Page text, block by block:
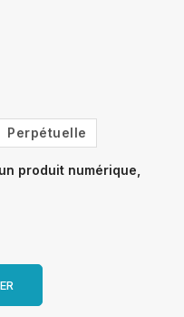
Perpétuelle
produit numérique,